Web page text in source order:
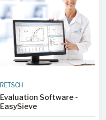
RETSCH
Evaluation Software -
EasySieve